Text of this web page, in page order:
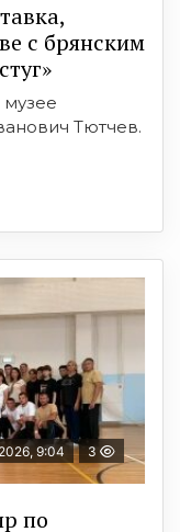
с брянским
Тютчев.
9:04 3
по